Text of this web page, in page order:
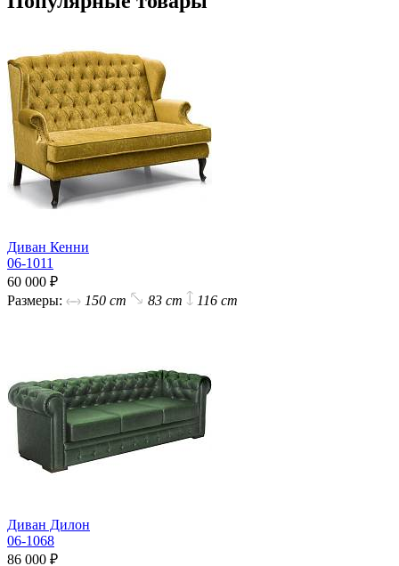
Диван Кенни
06-1011
60 000 ₽
Размеры:
150 cm 83 cm 116 cm
Диван Дилон
06-1068
86 000 ₽